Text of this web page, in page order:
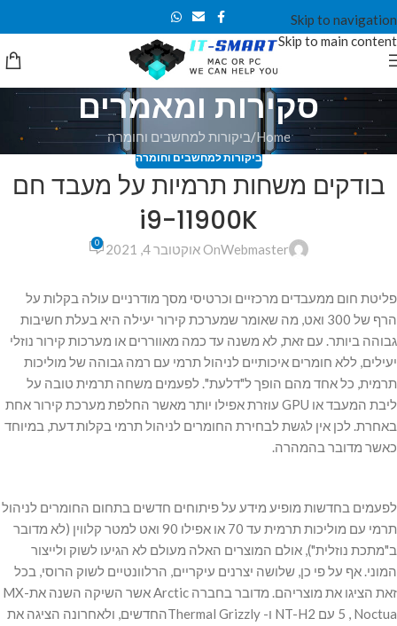
Skip to navigation
Skip to main content
סקירות ומאמרים
Home ביקורות למחשבים וחומרה
ביקורות למחשבים וחומרה
בודקים משחות תרמיות על מעבד חם
i9-11900K
WebmasterOn אוקטובר 4, 2021 0
פליטת חום ממעבדים מרכזיים וכרטיסי מסך מודרניים עולה בקלות על
הרף של 300 ואט, מה שאומר שמערכת קירור יעילה היא בעלת חשיבות
גבוהה ביותר. עם זאת, לא משנה עד כמה מאווררים או מערכות קירור נוזלי
יעילים, ללא חומרים איכותיים לניהול תרמי עם רמה גבוהה של מוליכות
תרמית, כל אחד מהם הופך ל"דלעת". לפעמים משחה תרמית טובה על
ליבת המעבד או GPU עוזרת אפילו יותר מאשר החלפת מערכת קירור אחת
באחרת. לכן אין לגשת לבחירת החומרים לניהול תרמי בקלות דעת, במיוחד
כאשר מדובר בהמהרה.
לפעמים בחדשות מופיע מידע על פיתוחים חדשים בתחום החומרים לניהול
תרמי עם מוליכות תרמית עד 70 או אפילו 90 ואט למטר קלווין (לא מדובר
ב"מתכת נוזלית"), אולם המוצרים האלה מעולם לא הגיעו לשוק ולייצור
המוני. אף על פי כן, שלושה יצרנים עיקריים, הרלוונטיים לשוק הרוסי, בכל
זאת הציגו את מוצריהם. מדובר בחברה Arctic אשר השיקה השנה אתMX-
5 , Noctua עם NT-H2 ו- Thermal Grizzlyהחדשים, ולאחרונה הציגה את